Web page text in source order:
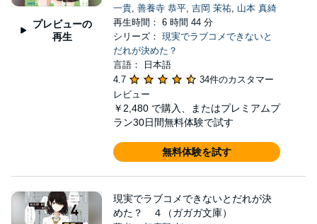
プレビューの
再生
一貴, 善養寺 恭平, 吉岡 茉祐, 山本 真綺
再生時間： 6 時間 44 分
シリーズ： 現実でラブコメできないと
だれが決めた？
言語： 日本語
4.7
34件のカスタマー
レビュー
￥2,480 で購入、またはプレミアムプ
ラン30日間無料体験で試す
無料体験を試す
現実でラブコメできないとだれが決
めた？ ４（ガガガ文庫）